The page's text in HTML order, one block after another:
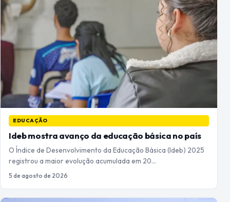
EDUCAÇÃO
Ideb mostra avanço da educação básica no país
O Índice de Desenvolvimento da Educação Básica (Ideb) 2025
registrou a maior evolução acumulada em 20…
5 de agosto de 2026